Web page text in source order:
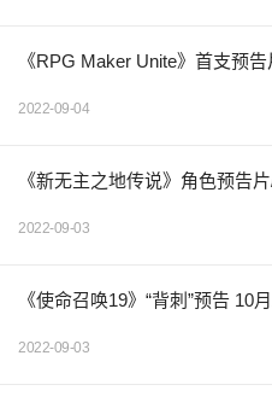
《RPG Maker Unite》首支预
2022-09-04
《新无主之地传说》角色预告
2022-09-03
《使命召唤19》“背刺”预告 10
2022-09-03